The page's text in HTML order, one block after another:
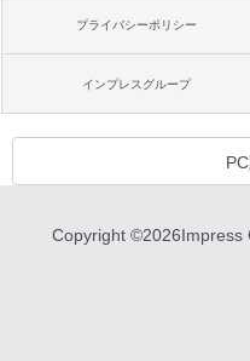
プライバシーポリシー
インプレスグループ
Copyright ©2026Impress